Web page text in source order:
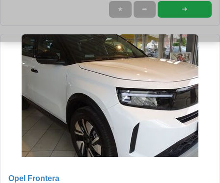
★ ➦ ➜
Opel Frontera